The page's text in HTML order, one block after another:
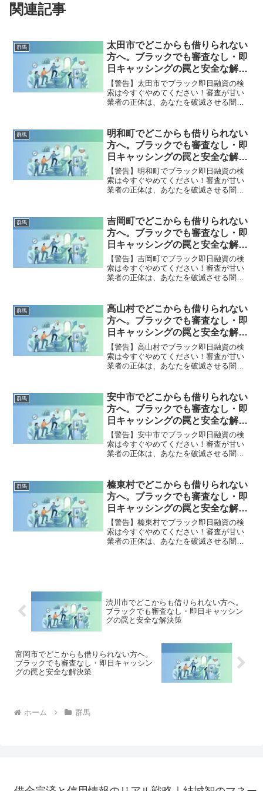
関連記事
群馬
太田市でどこからも借りられない
方へ。ブラックでも審査なし・即
日キャッシングの罠と安全な解決
策
【警告】太田市でブラック即日融資の検
索は今すぐやめてください！審査が甘い
業者の正体は、あなたを破滅させる闇金
市で違法業者を避け、借金地獄から抜け
出した方々の実体験と確実な解決策を完
全公開。
群馬
明和町でどこからも借りられない
方へ。ブラックでも審査なし・即
日キャッシングの罠と安全な解決
策
【警告】明和町でブラック即日融資の検
索は今すぐやめてください！審査が甘い
業者の正体は、あなたを破滅させる闇金
町で違法業者を避け、借金地獄から抜け
出した方々の実体験と確実な解決策を完
全公開。
群馬
吉岡町でどこからも借りられない
方へ。ブラックでも審査なし・即
日キャッシングの罠と安全な解決
策
【警告】吉岡町でブラック即日融資の検
索は今すぐやめてください！審査が甘い
業者の正体は、あなたを破滅させる闇金
町で違法業者を避け、借金地獄から抜け
出した方々の実体験と確実な解決策を完
全公開。
群馬
高山村でどこからも借りられない
方へ。ブラックでも審査なし・即
日キャッシングの罠と安全な解決
策
【警告】高山村でブラック即日融資の検
索は今すぐやめてください！審査が甘い
業者の正体は、あなたを破滅させる闇金
村で違法業者を避け、借金地獄から抜け
出した方々の実体験と確実な解決策を完
全公開。
群馬
安中市でどこからも借りられない
方へ。ブラックでも審査なし・即
日キャッシングの罠と安全な解決
策
【警告】安中市でブラック即日融資の検
索は今すぐやめてください！審査が甘い
業者の正体は、あなたを破滅させる闇金
市で違法業者を避け、借金地獄から抜け
出した方々の実体験と確実な解決策を完
全公開。
群馬
榛東村でどこからも借りられない
方へ。ブラックでも審査なし・即
日キャッシングの罠と安全な解決
策
【警告】榛東村でブラック即日融資の検
索は今すぐやめてください！審査が甘い
業者の正体は、あなたを破滅させる闇金
渋川市でどこからも借りられない方へ。
ブラックでも審査なし・即日キャッシン
グの罠と安全な解決策
富岡市でどこからも借りられない方へ。
ブラックでも審査なし・即日キャッシン
グの罠と安全な解決策
ホーム 群馬